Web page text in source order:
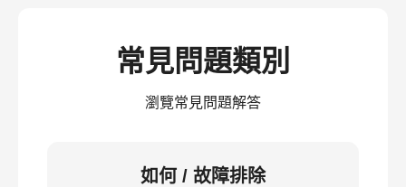
常見問題類別
瀏覽常見問題解答
如何 / 故障排除